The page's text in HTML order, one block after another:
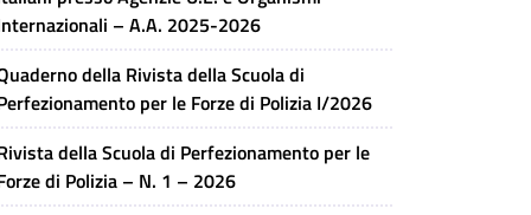
– A.A. 2025-2026
della Rivista della Scuola di
per le Forze di Polizia I/2026
della Scuola di Perfezionamento per le
di Polizia – N. 1 – 2026